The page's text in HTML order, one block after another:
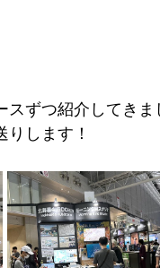
スずつ紹介してき
します！